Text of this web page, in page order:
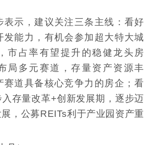
表示，建议关注三条主线：看好
发能力，有机会参加超大特大城
市占率有望提升的稳健龙头房
局多元赛道，存量资产资源丰
赛道具备核心竞争力的房企；看
存量改革+创新发展期，逐步迈
，公募REITs利于产业园资产重